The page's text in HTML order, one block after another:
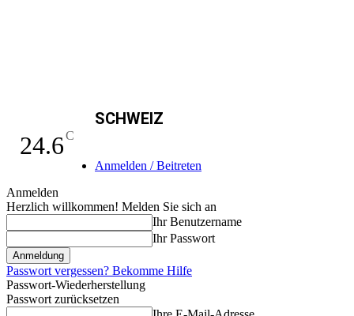
24.6C
SCHWEIZ
Anmelden / Beitreten
Anmelden
Herzlich willkommen! Melden Sie sich an
Ihr Benutzername
Ihr Passwort
Passwort vergessen? Bekomme Hilfe
Passwort-Wiederherstellung
Passwort zurücksetzen